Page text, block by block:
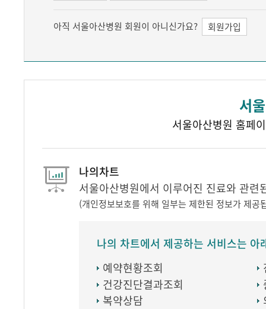
아직 서울아산병원 회원이 아니신가요? 회원가입
서
서울아산병원 홈페
나의차트
서울아산병원에서 이루어진 진료와 관
(개인정보보호를 위해 일부는 제한된 정보가 제공
나의 차트에서 제공하는 서비스는 아
예약현황조회
건강진단결과조회
복약상담